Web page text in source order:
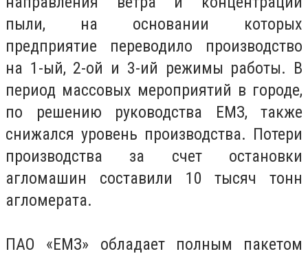
пыли, на основании которых
предприятие переводило производство
на 1-ый, 2-ой и 3-ий режимы работы. В
период массовых мероприятий в городе,
по решению руководства ЕМЗ, также
снижался уровень производства. Потери
производства за счет остановки
агломашин составили 10 тысяч тонн
агломерата.
ПАО «ЕМЗ» обладает полным пакетом